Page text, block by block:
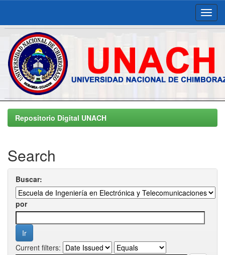
Skip
navigationRepositorio Digital UNACH
Search
Buscar:
por
Current filters: